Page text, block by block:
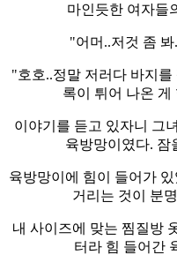
마인듯한 여자들
"어머..저것 좀
"호호..정말 저러다 바지
록이 튀어 나온
이야기를 듣고 있자니 그
육방망이였다. 잠
육방망이에 힘이 들어가
거리는 것이 분
내 사이즈에 맞는 찜질방
터라 힘 들어간